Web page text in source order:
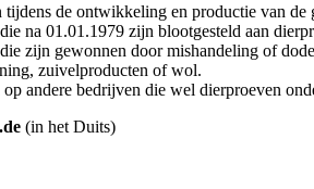
de ontwikkeling en productie van de
na 01.01.1979 zijn blootgesteld aan
zijn gewonnen door mishandeling of
zuivelproducten of wol.
andere bedrijven die wel dierproeven
(in het Duits)